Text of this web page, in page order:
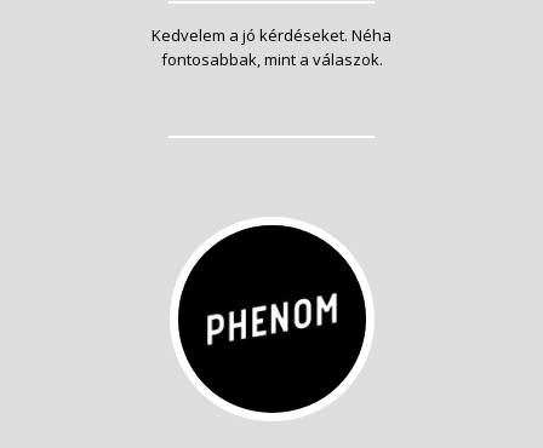
Kedvelem a jó kérdéseket. Néha
fontosabbak, mint a válaszok.